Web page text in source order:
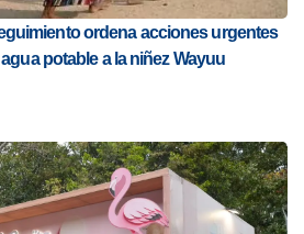
ordena acciones urgentes
potable a la niñez Wayuu